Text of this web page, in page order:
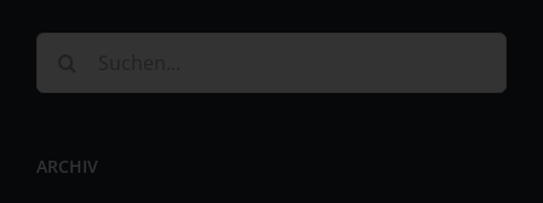
nach:
ARCHIV
Vorgangsreihe im Zusammenhang mit